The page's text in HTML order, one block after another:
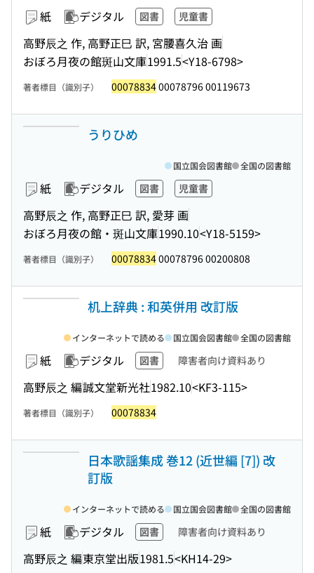
紙 デジタル 図書 児童書
高野辰之 作, 高野正巳 訳, 宮腰喜久治 画
おぼろ月夜の館斑山文庫1991.5<Y18-6798>
著者標目（識別子） 0007883400078796 00119673
うりひめ
紙 デジタル 図書 児童書
高野辰之 作, 高野正巳 訳, 愛芽 画
おぼろ月夜の館・斑山文庫1990.10<Y18-5159>
国立国会図書館 全国の図書館
著者標目（識別子） 0007883400078796 00200808
机上辞典 : 和英併用 改訂版
紙 デジタル 図書 障害者向け資料あり
高野辰之 編誠文堂新光社1982.10<KF3-115>
インターネットで読める 国立国会図書館 全国の図書館
著者標目（識別子） 00078834
日本歌謡集成 巻12 (近世編 [7]) 改
訂版
紙 デジタル 図書 障害者向け資料あり
高野辰之 編東京堂出版1981.5<KH14-29>
インターネットで読める 国立国会図書館 全国の図書館